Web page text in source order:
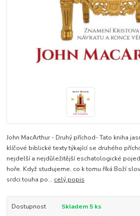
John MacArthur - Druhý příchod- Tato kniha
klíčové biblické texty týkající se druhého
nejdelší a nejdůležitější eschatologické
hoře. Když studujeme, co k tomu říká Boží
srdci touha po... celý popis
Dostupnost Skladem 5 ks